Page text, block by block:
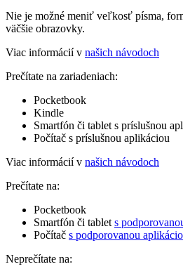
Nie je možné meniť veľkosť písma,
väčšie obrazovky.
Viac informácií v našich návodoch
Prečítate na zariadeniach:
Pocketbook
Kindle
Smartfón či tablet s príslušnou
Počítač s príslušnou aplikáciou
Viac informácií v našich návodoch
Prečítate na:
Pocketbook
Smartfón či tablet s
Počítač s podporovanou
Neprečítate na: